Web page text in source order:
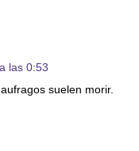
las 0:53
suelen morir.